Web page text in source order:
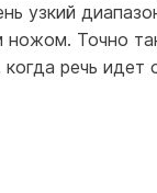
узкий
ножом. Точно
речь